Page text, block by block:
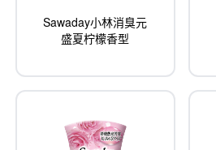
Sawaday小林消臭元
盛夏柠檬香型